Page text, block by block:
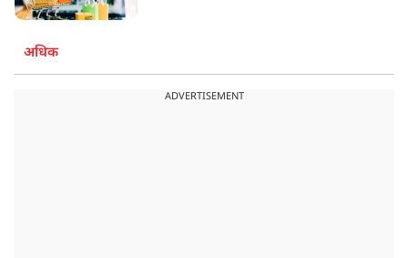
अधिक
ADVERTISEMENT